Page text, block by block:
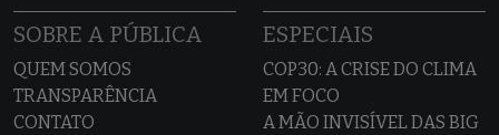
SOBRE A PÚBLICA
QUEM SOMOS
TRANSPARÊNCIA
CONTATO
ESPECIAIS
COP30: A CRISE DO CLIMA
EM FOCO
A MÃO INVISÍVEL DAS BIG